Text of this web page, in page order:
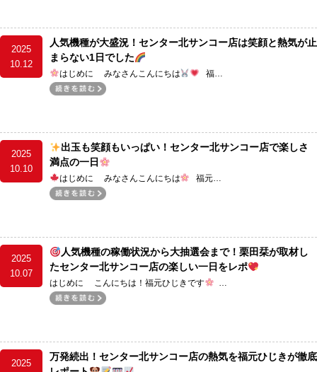
2025
10.12
人気機種が大盛況！センター北サンコー店は笑顔と熱気が止
まらない1日でした
はじめに みなさんこんにちは 福…
2025
10.10
出玉も笑顔もいっぱい！センター北サンコー店で楽しさ
満点の一日
はじめに みなさんこんにちは 福元…
2025
10.07
人気機種の稼働状況から大抽選会まで！栗田栞が取材し
たセンター北サンコー店の楽しい一日をレポ
はじめに こんにちは！福元ひじきです …
2025
万発続出！センター北サンコー店の熱気を福元ひじきが徹底